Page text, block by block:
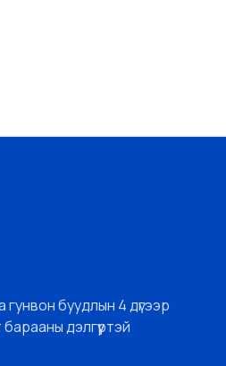
буудлын 4 дүгээр
дэлгүүртэй